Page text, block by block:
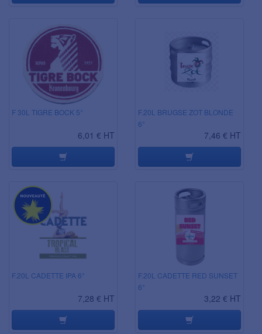
F 30L TIGRE BOCK 5°
6,01 € HT
F.20L BRUGSE ZOT BLONDE
6°
7,46 € HT
F.20L CADETTE IPA 6°
7,28 € HT
F.20L CADETTE RED SUNSET
6°
3,22 € HT